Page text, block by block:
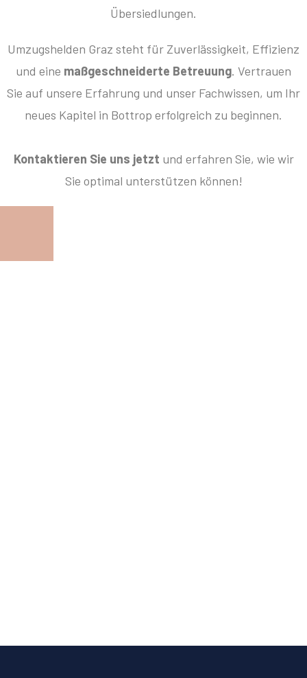
Übersiedlungen.
Umzugshelden Graz steht für Zuverlässigkeit, Effizienz
und eine maßgeschneiderte Betreuung. Vertrauen
Sie auf unsere Erfahrung und unser Fachwissen, um Ihr
neues Kapitel in Bottrop erfolgreich zu beginnen.
Kontaktieren Sie uns jetzt und erfahren Sie, wie wir
Sie optimal unterstützen können!